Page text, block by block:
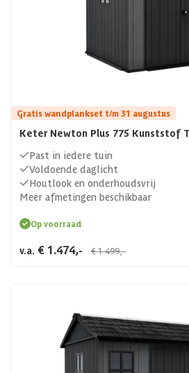
Gratis wandplankset t/m 31 augustus
Keter Newton Plus 775 Kunststof
Past in iedere tuin
Voldoende daglicht
Houtlook en onderhoudsvrij
Meer afmetingen beschikbaar
Op voorraad
v.a. € 1.474,- € 1.499,-